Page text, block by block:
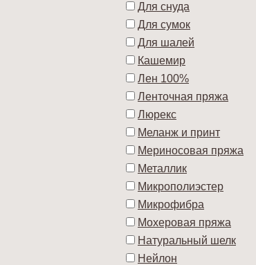
Для снуда
Для сумок
Для шалей
Кашемир
Лен 100%
Ленточная пряжа
Люрекс
Меланж и принт
Мериносовая пряжа
Металлик
Микрополиэстер
Микрофибра
Мохеровая пряжа
Натуральный шелк
Нейлон